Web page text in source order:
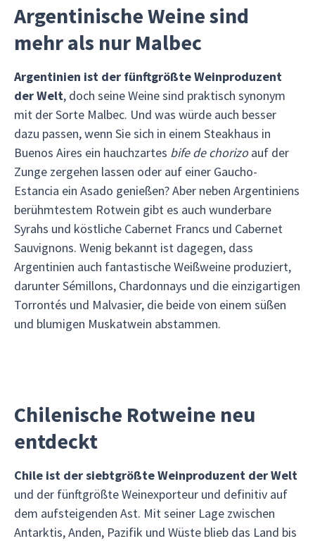
Argentinische Weine sind
mehr als nur Malbec
Argentinien ist der fünftgrößte Weinproduzent
der Welt, doch seine Weine sind praktisch synonym
mit der Sorte Malbec. Und was würde auch besser
dazu passen, wenn Sie sich in einem Steakhaus in
Buenos Aires ein hauchzartes bife de chorizoauf der
Zunge zergehen lassen oder auf einer Gaucho-
Estancia ein Asado genießen? Aber neben Argentiniens
berühmtestem Rotwein gibt es auch wunderbare
Syrahs und köstliche Cabernet Francs und Cabernet
Sauvignons. Wenig bekannt ist dagegen, dass
Argentinien auch fantastische Weißweine produziert,
darunter Sémillons, Chardonnays und die einzigartigen
Torrontés und Malvasier, die beide von einem süßen
und blumigen Muskatwein abstammen.
Chilenische Rotweine neu
entdeckt
Chile ist der siebtgrößte Weinproduzent der Welt
und der fünftgrößte Weinexporteur und definitiv auf
dem aufsteigenden Ast. Mit seiner Lage zwischen
Antarktis, Anden, Pazifik und Wüste blieb das Land bis